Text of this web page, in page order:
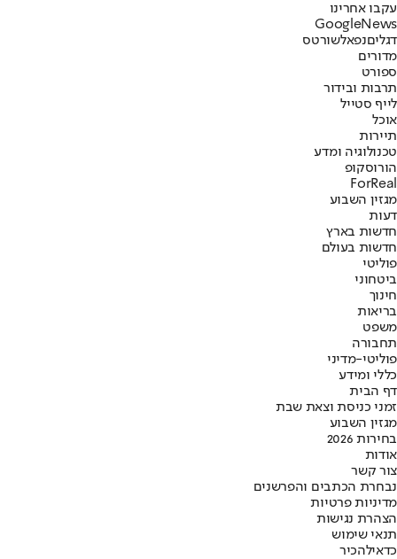
עקבו אחרינו
Googl eNews
דגליםנפאלשורטס
מדורים
ספורט
תרבות ובידור
לייף סטייל
אוכל
תיירות
טכנולוגיה ומדע
הורוסקופ
ForReal
מגזין השבוע
דעות
חדשות בארץ
חדשות בעולם
פוליטי
ביטחוני
חינוך
בריאות
משפט
תחבורה
פוליטי-מדיני
כללי ומידע
דף הבית
זמני כניסת וצאת שבת
מגזין השבוע
בחירות 2026
אודות
צור קשר
נבחרת הכתבים והפרשנים
מדיניות פרטיות
הצהרת נגישות
תנאי שימוש
כדאילהכיר